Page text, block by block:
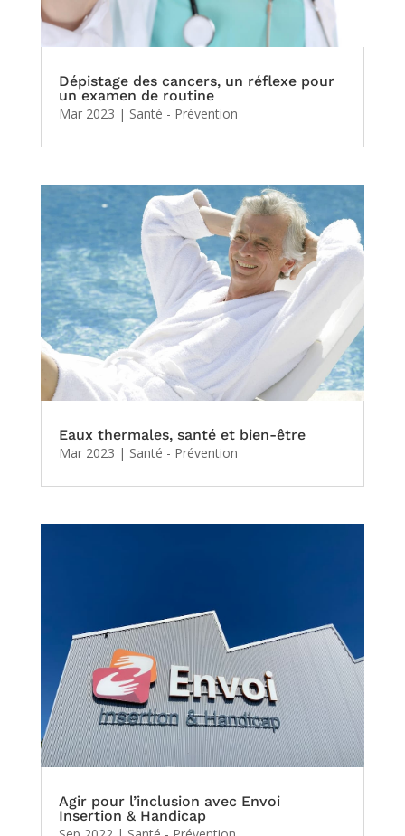
Dépistage des cancers, un réflexe pour
un examen de routine
Mar 2023 | Santé - Prévention
Eaux thermales, santé et bien-être
Mar 2023 | Santé - Prévention
Agir pour l’inclusion avec Envoi
Insertion & Handicap